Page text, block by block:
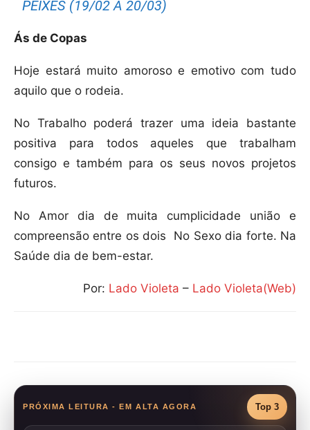
PEIXES (19/02 A 20/03)
Ás de Copas
Hoje estará muito amoroso e emotivo com tudo
aquilo que o rodeia.
No Trabalho poderá trazer uma ideia bastante
positiva para todos aqueles que trabalham
consigo e também para os seus novos projetos
futuros.
No Amor dia de muita cumplicidade união e
compreensão entre os dois
No Sexo dia forte. Na
Saúde dia de bem-estar.
Por: Lado Violeta – Lado Violeta(Web)
PRÓXIMA LEITURA - EM ALTA AGORA Top 3